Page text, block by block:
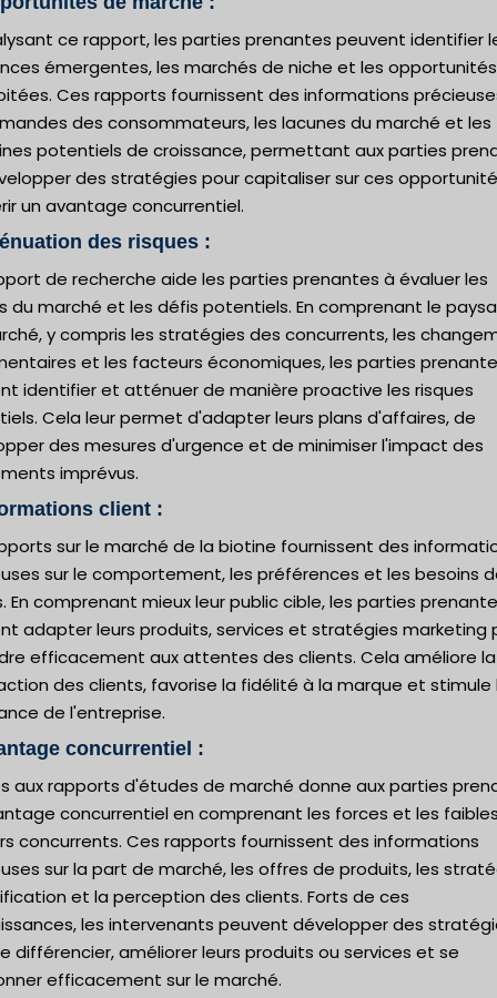
ce rapport, les parties prenantes peuvent identifier
émergentes, les marchés de niche et les opportunités
Ces rapports fournissent des informations
des consommateurs, les lacunes du marché et les
potentiels de croissance, permettant aux parties
des stratégies pour capitaliser sur ces
un avantage concurrentiel.
des risques :
de recherche aide les parties prenantes à évaluer les
du marché et les défis potentiels. En comprenant le
y compris les stratégies des concurrents, les
et les facteurs économiques, les parties
identifier et atténuer de manière proactive les risques
Cela leur permet d'adapter leurs plans d'affaires, de
des mesures d'urgence et de minimiser l'impact des
imprévus.
client :
sur le marché de la biotine fournissent des
sur le comportement, les préférences et les besoins
En comprenant mieux leur public cible, les parties
adapter leurs produits, services et stratégies marketing
efficacement aux attentes des clients. Cela améliore la
des clients, favorise la fidélité à la marque et stimule
de l'entreprise.
concurrentiel :
aux rapports d'études de marché donne aux parties
concurrentiel en comprenant les forces et les
concurrents. Ces rapports fournissent des informations
sur la part de marché, les offres de produits, les
et la perception des clients. Forts de ces
les intervenants peuvent développer des
différencier, améliorer leurs produits ou services et se
efficacement sur le marché.